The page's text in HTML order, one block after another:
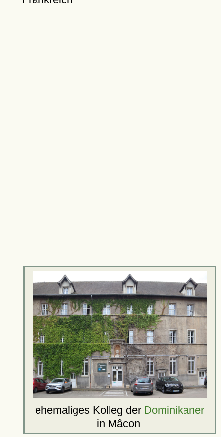
ehemaliges Kolleg der Dominikaner
in Mâcon